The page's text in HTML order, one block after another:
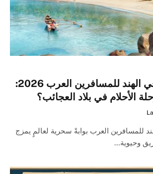
دليل السياحة في الهند للمسافرين العرب 2026:
الأحلام في بلاد العجائب؟
للمسافرين العرب بوابةً سحرية لعالمٍ يمزج
وحيوية…